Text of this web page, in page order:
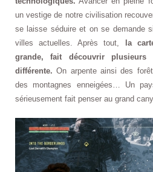
un vestige de notre civilisation
se laisse séduire et on se demande
villes actuelles. Après tout, la
grande, fait découvrir
différente. On arpente ainsi des
des montagnes enneigées… Un
sérieusement fait penser au grand